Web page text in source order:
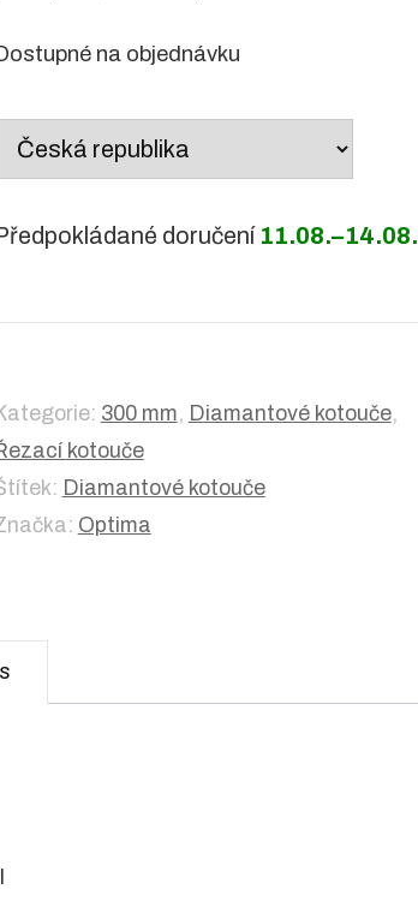
na objednávku
doručení 11.08.–14.08.
300 mm, Diamantové kotouče,
kotouče
Diamantové kotouče
Optima